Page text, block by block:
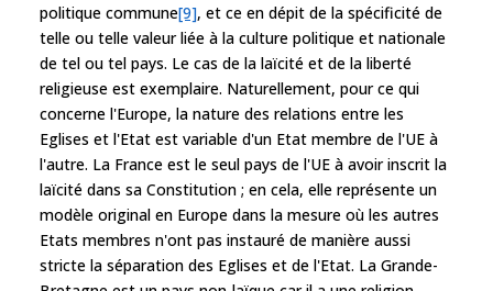
politique commune[9], et ce en dépit de la spécificité de
telle ou telle valeur liée à la culture politique et nationale
de tel ou tel pays. Le cas de la laïcité et de la liberté
religieuse est exemplaire. Naturellement, pour ce qui
concerne l'Europe, la nature des relations entre les
Eglises et l'Etat est variable d'un Etat membre de l'UE à
l'autre. La France est le seul pays de l'UE à avoir inscrit la
laïcité dans sa Constitution ; en cela, elle représente un
modèle original en Europe dans la mesure où les autres
Etats membres n'ont pas instauré de manière aussi
stricte la séparation des Eglises et de l'Etat. La Grande-